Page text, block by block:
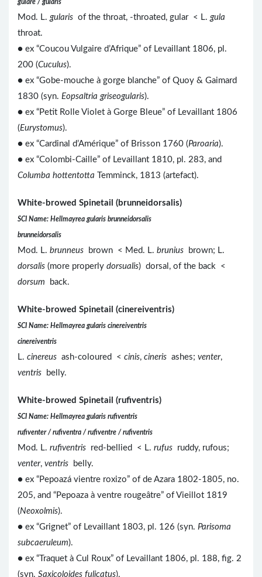
gulare / gularis
Mod. L. gularis of the throat, -throated, gular < L. gula
throat.
● ex “Coucou Vulgaire d’Afrique” of Levaillant 1806, pl.
200 (Cuculus).
● ex “Gobe-mouche à gorge blanche” of Quoy & Gaimard
1830 (syn. Eopsaltria griseogularis).
● ex “Petit Rolle Violet à Gorge Bleue” of Levaillant 1806
(Eurystomus).
● ex “Cardinal d’Amérique” of Brisson 1760 (Paroaria).
● ex “Colombi-Caille” of Levaillant 1810, pl. 283, and
Columba hottentotta Temminck, 1813 (artefact).
White-browed Spinetail (brunneidorsalis)
SCI Name: Hellmayrea gularis brunneidorsalis
brunneidorsalis
Mod. L. brunneus brown < Med. L. brunius
brown; L.
dorsalis (more properly dorsualis) dorsal, of the back <
dorsum
back.
White-browed Spinetail (cinereiventris)
SCI Name: Hellmayrea gularis cinereiventris
cinereiventris
L. cinereus ash-coloured < cinis, cineris ashes; venter,
ventris
belly.
White-browed Spinetail (rufiventris)
SCI Name: Hellmayrea gularis rufiventris
rufiventer / rufiventra / rufiventre / rufiventris
Mod. L. rufiventris red-bellied < L. rufus ruddy, rufous;
venter, ventris
belly.
● ex “Pepoazá vientre roxizo” of de Azara 1802-1805, no.
205, and “Pepoaza à ventre rougeâtre” of Vieillot 1819
(Neoxolmis).
● ex “Grignet” of Levaillant 1803, pl. 126 (syn. Parisoma
subcaeruleum).
● ex “Traquet à Cul Roux” of Levaillant 1806, pl. 188, fig. 2
(syn. Saxicoloides fulicatus).